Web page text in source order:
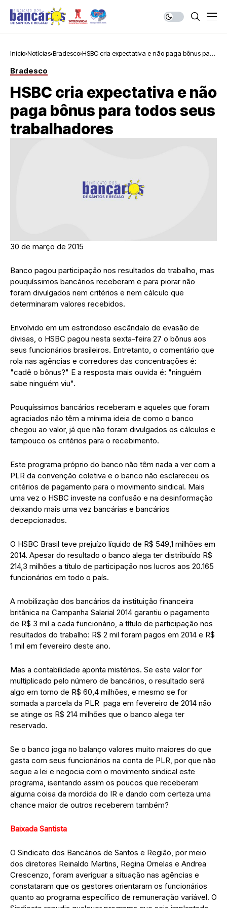
Início Notícias Bradesco HSBC cria expectativa e não paga bônus para
Bradesco
HSBC cria expectativa e não
paga bônus para todos seus
trabalhadores
30 de março de 2015
Banco pagou participação nos resultados do trabalho, mas
pouquíssimos bancários receberam e para piorar não
foram divulgados nem critérios e nem cálculo que
determinaram valores recebidos.
Envolvido em um estrondoso escândalo de evasão de
divisas, o HSBC pagou nesta sexta-feira 27 o bônus aos
seus funcionários brasileiros. Entretanto, o comentário que
rola nas agências e corredores das concentrações é:
"cadê o bônus?" E a resposta mais ouvida é: "ninguém
sabe ninguém viu".
Pouquíssimos bancários receberam e aqueles que foram
agraciados não têm a mínima ideia de como o banco
chegou ao valor, já que não foram divulgados os cálculos e
tampouco os critérios para o recebimento.
Este programa próprio do banco não têm nada a ver com a
PLR da convenção coletiva e o banco não esclareceu os
critérios de pagamento para o movimento sindical. Mais
uma vez o HSBC investe na confusão e na desinformação
deixando mais uma vez bancárias e bancários
decepcionados.
O HSBC Brasil teve prejuízo líquido de R$ 549,1 milhões em
2014. Apesar do resultado o banco alega ter distribuído R$
214,3 milhões a título de participação nos lucros aos 20.165
funcionários em todo o país.
A mobilização dos bancários da instituição financeira
britânica na Campanha Salarial 2014 garantiu o pagamento
de R$ 3 mil a cada funcionário, a título de participação nos
resultados do trabalho: R$ 2 mil foram pagos em 2014 e R$
1 mil em fevereiro deste ano.
Mas a contabilidade aponta mistérios. Se este valor for
multiplicado pelo número de bancários, o resultado será
algo em torno de R$ 60,4 milhões, e mesmo se for
somada a parcela da PLR paga em fevereiro de 2014 não
se atinge os R$ 214 milhões que o banco alega ter
reservado.
Se o banco joga no balanço valores muito maiores do que
gasta com seus funcionários na conta de PLR, por que não
segue a lei e negocia com o movimento sindical este
programa, isentando assim os poucos que receberam
alguma coisa da mordida do IR e dando com certeza uma
chance maior de outros receberem também?
Baixada Santista
O Sindicato dos Bancários de Santos e Região, por meio
dos diretores Reinaldo Martins, Regina Ornelas e Andrea
Crescenzo, foram averiguar a situação nas agências e
constataram que os gestores orientaram os funcionários
quanto ao programa específico de remuneração variável. O